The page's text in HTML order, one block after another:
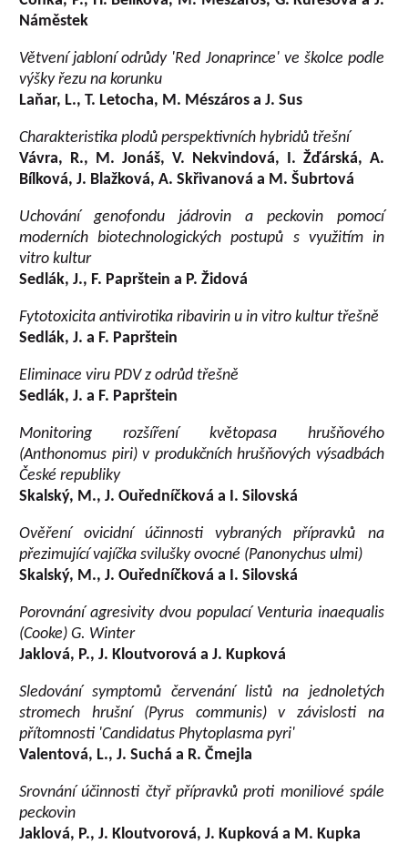
Náměstek
Větvení jabloní odrůdy 'Red Jonaprince' ve školce podle
výšky řezu na korunku
Laňar, L., T. Letocha, M. Mészáros a J. Sus
Charakteristika plodů perspektivních hybridů třešní
Vávra, R., M. Jonáš, V. Nekvindová, I. Žďárská, A.
Bílková, J. Blažková, A. Skřivanová a M. Šubrtová
Uchování genofondu jádrovin a peckovin pomocí
moderních biotechnologických postupů s využitím in
vitro kultur
Sedlák, J., F. Paprštein a P. Židová
Fytotoxicita antivirotika ribavirin u in vitro kultur třešně
Sedlák, J. a F. Paprštein
Eliminace viru PDV z odrůd třešně
Sedlák, J. a F. Paprštein
Monitoring rozšíření květopasa hrušňového
(Anthonomus piri) v produkčních hrušňových výsadbách
České republiky
Skalský, M., J. Ouředníčková a I. Silovská
Ověření ovicidní účinnosti vybraných přípravků na
přezimující vajíčka svilušky ovocné (Panonychus ulmi)
Skalský, M., J. Ouředníčková a I. Silovská
Porovnání agresivity dvou populací Venturia inaequalis
(Cooke) G. Winter
Jaklová, P., J. Kloutvorová a J. Kupková
Sledování symptomů červenání listů na jednoletých
stromech hrušní (Pyrus communis) v závislosti na
přítomnosti 'Candidatus Phytoplasma pyri'
Valentová, L., J. Suchá a R. Čmejla
Srovnání účinnosti čtyř přípravků proti moniliové spále
peckovin
Jaklová, P., J. Kloutvorová, J. Kupková a M. Kupka